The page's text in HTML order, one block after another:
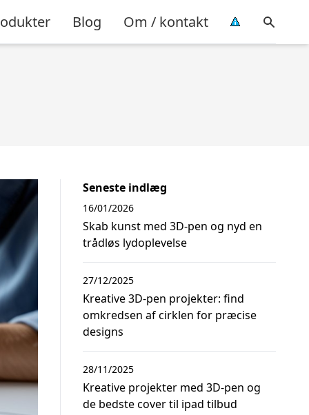
Blog Om / kontakt
Seneste indlæg
Skab kunst med 3D-pen og nyd en
trådløs lydoplevelse
16/01/2026
Kreative 3D-pen projekter: find
omkredsen af cirklen for præcise
designs
27/12/2025
Kreative projekter med 3D-pen og
de bedste cover til ipad tilbud
28/11/2025